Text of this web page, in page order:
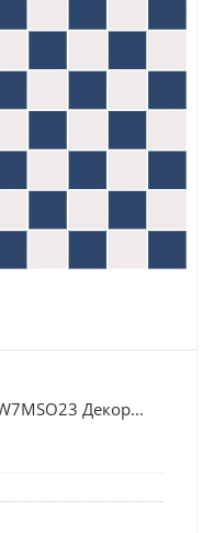
Декор...